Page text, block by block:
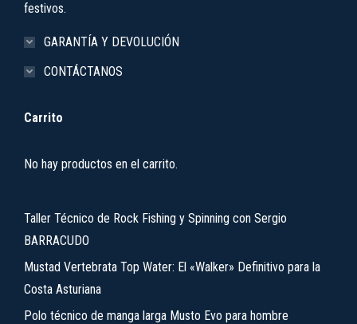
festivos.
GARANTÍA Y DEVOLUCIÓN
CONTÁCTANOS
Carrito
No hay productos en el carrito.
Taller Técnico de Rock Fishing y Spinning con Sergio
BARRACUDO
Mustad Vertebrata Top Water: El «Walker» Definitivo para la
Costa Asturiana
Polo técnico de manga larga Musto Evo para hombre